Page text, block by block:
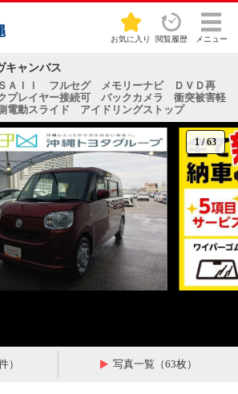
お気に入り 閲覧履歴 メニュー
キャンバス
ＡＩＩ フルセグ メモリーナビ ＤＶＤ再
プレイヤー接続可 バックカメラ 衝突被害軽
電動スライド アイドリングストップ
1 /63
） 写真一覧（63枚）